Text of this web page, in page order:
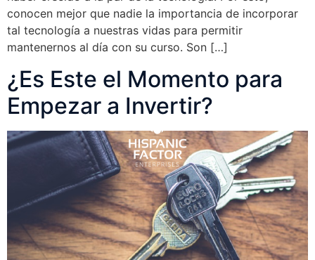
conocen mejor que nadie la importancia de incorporar
tal tecnología a nuestras vidas para permitir
mantenernos al día con su curso. Son […]
¿Es Este el Momento para
Empezar a Invertir?